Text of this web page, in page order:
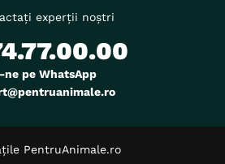
experții noștri
ne pe WhatsApp
PentruAnimale.ro